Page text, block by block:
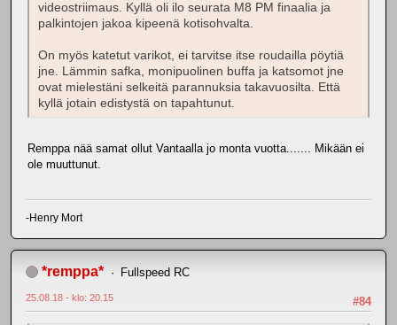
videostriimaus. Kyllä oli ilo seurata M8 PM finaalia ja
palkintojen jakoa kipeenä kotisohvalta.
On myös katetut varikot, ei tarvitse itse roudailla pöytiä
jne. Lämmin safka, monipuolinen buffa ja katsomot jne
ovat mielestäni selkeitä parannuksia takavuosilta. Että
kyllä jotain edistystä on tapahtunut.
Remppa nää samat ollut Vantaalla jo monta vuotta....... Mikään ei
ole muuttunut.
-Henry Mort
*remppa* Fullspeed RC
#84
25.08.18 - klo: 20.15